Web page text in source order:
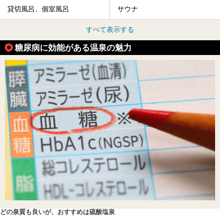
貸切風呂、個室風呂 サウナ
すべて表示する
糖尿病に効能がある温泉の魅力
どの泉質も良いが、おすすめは硫酸塩泉